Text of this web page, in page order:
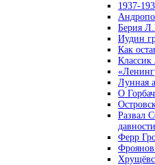
1937-
Берия
Иудин
Как
Лунная
О
Развал
давности
Ферр